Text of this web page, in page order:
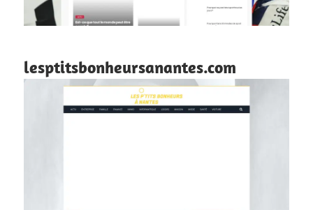
lesptitsbonheursanantes.com